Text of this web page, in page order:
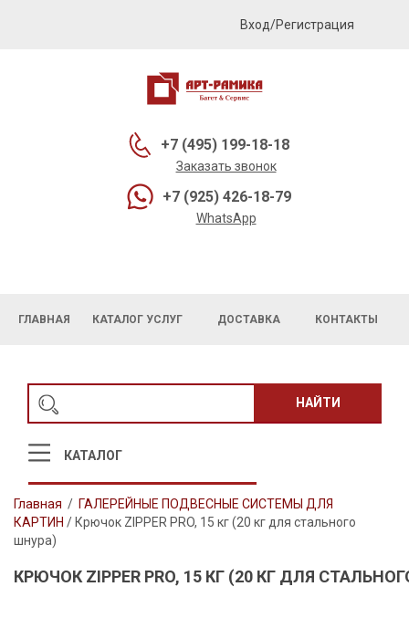
Вход/Регистрация
+7 (495) 199-18-18
Заказать звонок
+7 (925) 426-18-79
WhatsApp
ГЛАВНАЯ КАТАЛОГ УСЛУГ ДОСТАВКА КОНТАКТЫ
НАЙТИ
КАТАЛОГ
Главная / ГАЛЕРЕЙНЫЕ ПОДВЕСНЫЕ СИСТЕМЫ ДЛЯ
КАРТИН / Крючок ZIPPER PRO, 15 кг (20 кг для стального
шнура)
КРЮЧОК ZIPPER PRO, 15 КГ (20 КГ ДЛЯ